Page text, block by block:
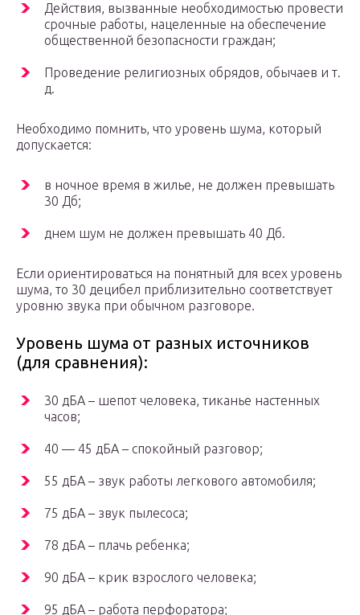
Действия, вызванные необходимостью провести
срочные работы, нацеленные на обеспечение
общественной безопасности граждан;
Проведение религиозных обрядов, обычаев и т.
д.
Необходимо помнить, что уровень шума, который
допускается:
в ночное время в жилье, не должен превышать
30 Дб;
днем шум не должен превышать 40 Дб.
Если ориентироваться на понятный для всех уровень
шума, то 30 децибел приблизительно соответствует
уровню звука при обычном разговоре.
Уровень шума от разных источников
(для сравнения):
30 дБА – шепот человека, тиканье настенных
часов;
40 — 45 дБА – спокойный разговор;
55 дБА – звук работы легкового автомобиля;
75 дБА – звук пылесоса;
78 дБА – плачь ребенка;
90 дБА – крик взрослого человека;
95 дБА – работа перфоратора;